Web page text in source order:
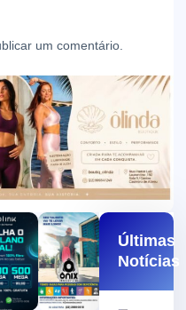
um comentário.
Últimas
Notícias